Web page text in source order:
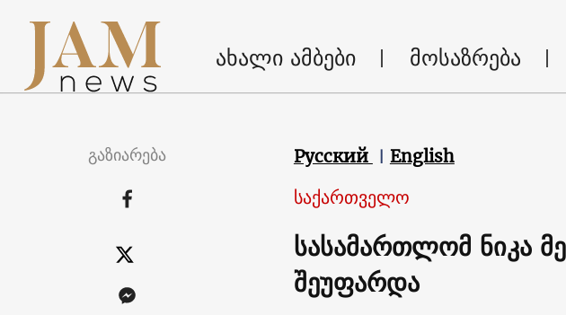
ახალი ამბები მოსაზრება
გაზიარება Русский English
საქართველო
სასამართლომ ნიკა
შეუფარდა